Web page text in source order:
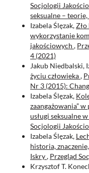
Socjologii
seksualne –
Izabela Ślęzak,Zło
wykorzystanie
jakościowych ,
4 (2021)
Jakub Niedbalski,
życiu człowieka,
Nr 3 (2015):
Izabela Ślęzak,
zaangażowania”
usługi seksualne
Socjologii
Izabela Ślęzak,
historia,
Iskry, Przegląd
Krzysztof T.